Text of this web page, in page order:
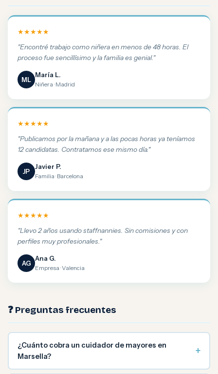
★★★★★
"Encontré trabajo como niñera en menos de 48 horas. El
proceso fue sencillísimo y la familia es genial."
ML
María L.
Niñera · Madrid
★★★★★
"Publicamos por la mañana y a las pocas horas ya teníamos
12 candidatas. Contratamos ese mismo día."
JP
Javier P.
Familia · Barcelona
★★★★★
"Llevo 2 años usando staffnannies. Sin comisiones y con
perfiles muy profesionales."
AG
Ana G.
Empresa · Valencia
❓ Preguntas frecuentes
¿Cuánto cobra un cuidador de mayores en
Marsella?
+